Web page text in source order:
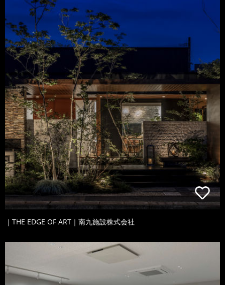
｜THE EDGE OF ART｜南九施設株式会社